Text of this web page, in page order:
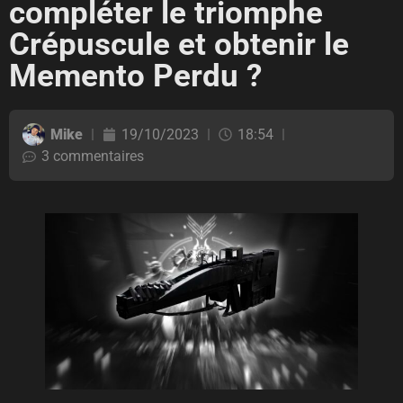
compléter le triomphe
Crépuscule et obtenir le
Memento Perdu ?
Mike 19/10/2023
18:54
3 commentaires